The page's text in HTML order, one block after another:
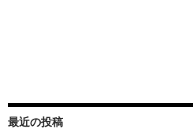
最近の投稿